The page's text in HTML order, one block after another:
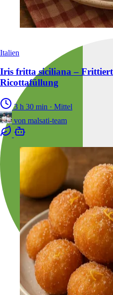
Italien
Iris fritta siciliana –
Ricottafüllung
3 h 30 min · Mittel
von malsati-team